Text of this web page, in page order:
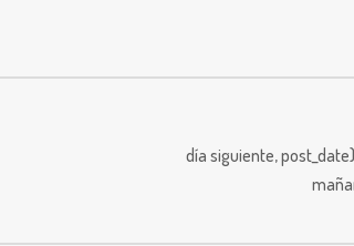
día siguiente,